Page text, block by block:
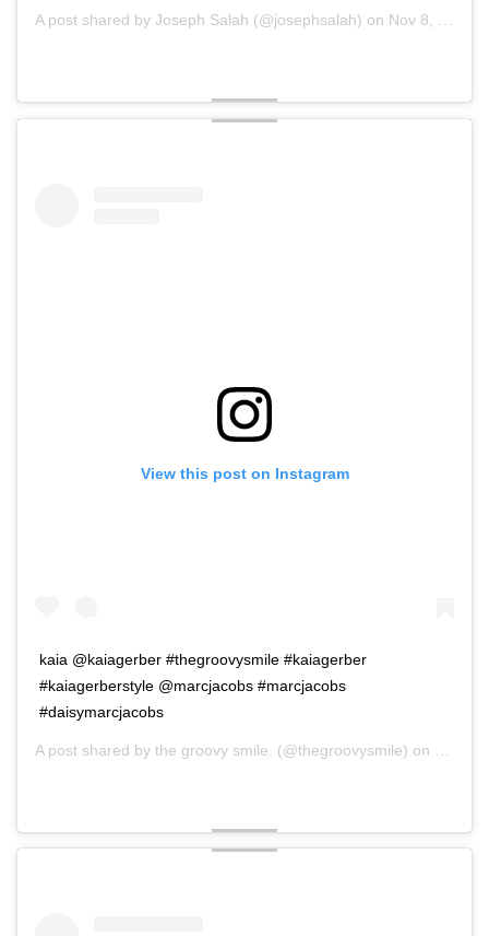
A post shared by Joseph Salah (@josephsalah) on Nov 8, 2019 at 10:32am PST
View this post on Instagram
kaia @kaiagerber #thegroovysmile #kaiagerber
#kaiagerberstyle @marcjacobs #marcjacobs
#daisymarcjacobs
A post shared by the groovy smile. (@thegroovysmile) on